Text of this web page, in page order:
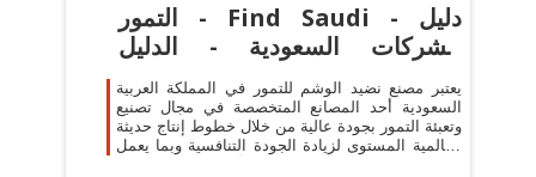
التمور - Find Saudi - دليل
الشركات السعودية - الدليل
السعودي
يعتبر مصنع نضيد الوشم للتمور في المملكة العربية
السعودية أحد المصانع المتخصصة في مجال تصنيع
وتعبئة التمور بجودة عالية من خلال خطوط إنتاج حديثة
وعالمية المستوى لزيادة الجودة التنافسية وبما يعمل